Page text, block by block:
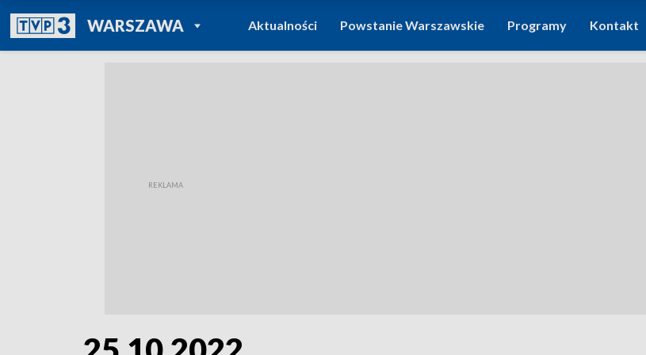
WARSZAWAPOWRÓT DO
TVP REGIONY
Aktualności Powstanie Warszawskie Programy Kontakt